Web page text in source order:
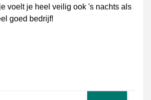
voelt je heel veilig ook 's nachts als
goed bedrijf!